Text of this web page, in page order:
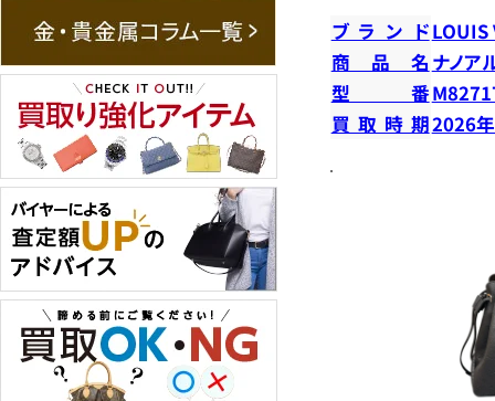
ブランドLOUIS
商品名 ナノア
型番
買取時期2026